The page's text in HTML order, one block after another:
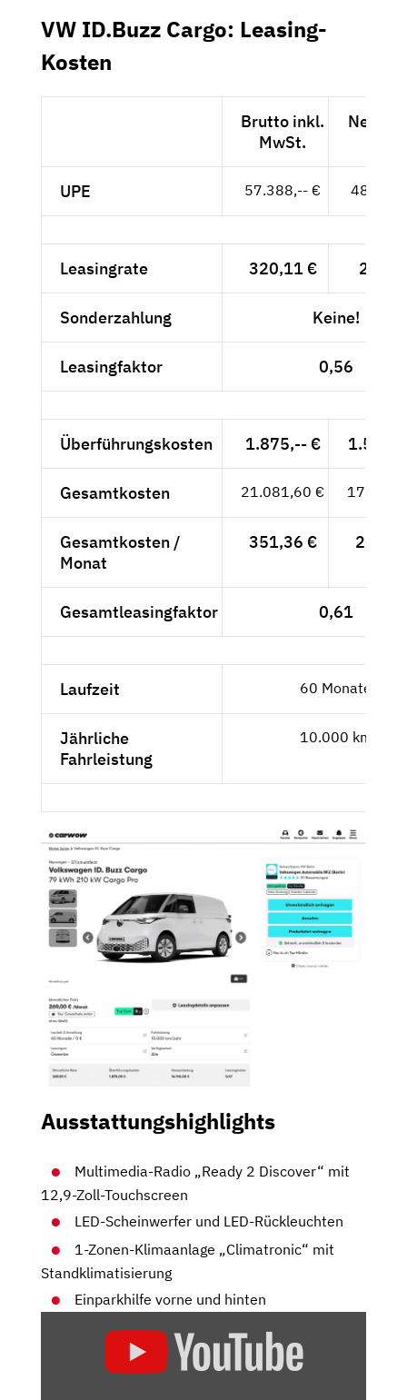
VW ID.Buzz Cargo: Leasing-
Kosten
Brutto inkl.
MwSt.
Netto
UPE 57.388,-- €
Leasingrate 320,11 €
Sonderzahlung Keine!
Leasingfaktor 0,56
Überführungskosten 1.875,-- €
Gesamtkosten 21.081,60 €
Gesamtkosten /
Monat
351,36 €
Gesamtleasingfaktor 0,61
Laufzeit 60 Monate
Jährliche
Fahrleistung
10.000 km
Ausstattungshighlights
Multimedia-Radio „Ready 2 Discover“ mit
12,9-Zoll-Touchscreen
LED-Scheinwerfer und LED-Rückleuchten
1-Zonen-Klimaanlage „Climatronic“ mit
Standklimatisierung
Einparkhilfe vorne und hinten